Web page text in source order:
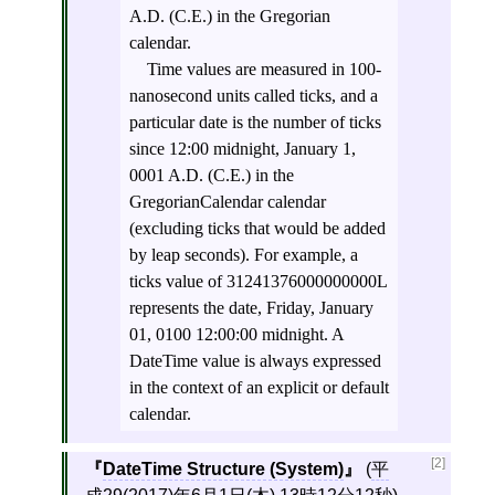
A.D. (C.E.) in the Gregorian
calendar.
Time values are measured in 100-
nanosecond units called ticks, and a
particular date is the number of ticks
since 12:00 midnight, January 1,
0001 A.D. (C.E.) in the
GregorianCalendar calendar
(excluding ticks that would be added
by leap seconds). For example, a
ticks value of 31241376000000000L
represents the date, Friday, January
01, 0100 12:00:00 midnight. A
DateTime value is always expressed
in the context of an explicit or default
calendar.
[2]
DateTime Structure (System) (平